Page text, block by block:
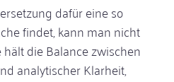
dafür eine so
findet, kann man nicht
die Balance zwischen
analytischer Klarheit,